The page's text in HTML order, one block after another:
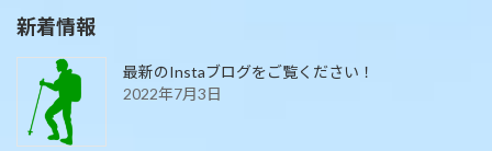
新着情報
最新のInstaブログをご覧ください！
2022年7月3日